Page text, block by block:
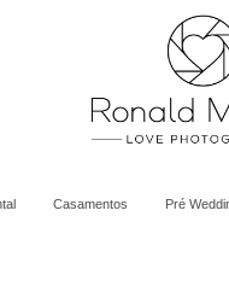
Casamentos Pré